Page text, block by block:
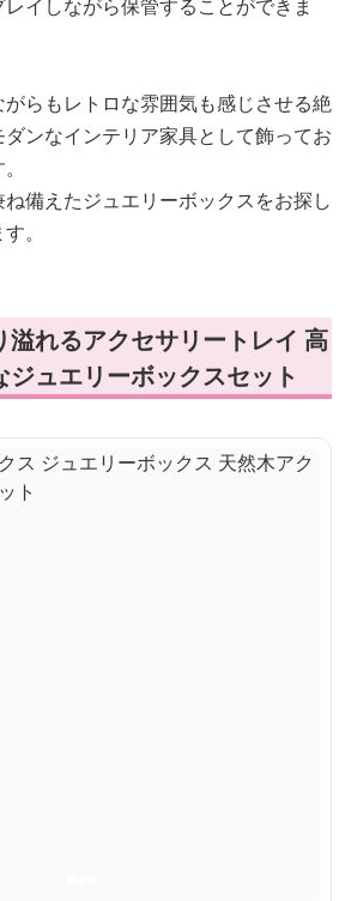
イしながら保管することができま
らもレトロな雰囲気も感じさせる絶
ンなインテリア家具として飾ってお
備えたジュエリーボックスをお探し
。
溢れるアクセサリートレイ 高
ュエリーボックスセット